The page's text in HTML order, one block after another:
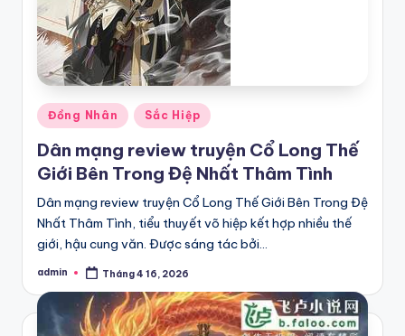
Posted
in
Đồng Nhân Sắc Hiệp
Dân mạng review truyện Cổ Long Thế
Giới Bên Trong Đệ Nhất Thâm Tình
Dân mạng review truyện Cổ Long Thế Giới Bên Trong Đệ
Nhất Thâm Tình, tiểu thuyết võ hiệp kết hợp nhiều thế
giới, hậu cung văn. Được sáng tác bởi…
Posted
admin Tháng 4 16, 2026